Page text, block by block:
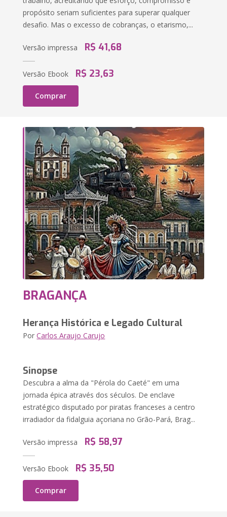
propósito seriam suficientes para superar qualquer
desafio. Mas o excesso de cobranças, o etarismo,...
Versão impressa R$ 41,68
Versão Ebook R$ 23,63
Comprar
BRAGANÇA
Herança Histórica e Legado Cultural
PorCarlos Araujo Carujo
Sinopse
Descubra a alma da "Pérola do Caeté" em uma
jornada épica através dos séculos. De enclave
estratégico disputado por piratas franceses a centro
irradiador da fidalguia açoriana no Grão-Pará, Brag...
Versão impressa R$ 58,97
Versão Ebook R$ 35,50
Comprar